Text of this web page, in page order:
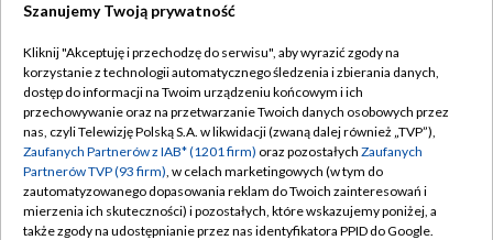
TVP
Abonament TVP
Emisja w TVP
Centrum informacji TVP
Naziemna Telewizja Cyfrowa
Regulamin TVP
Polityka prywatności
Moje zgody
Pomoc
Szanujemy Twoją prywatność
Kliknij "Akceptuję i przechodzę do serwisu", aby wyrazić zgody na
korzystanie z technologii automatycznego śledzenia i zbierania danych,
dostęp do informacji na Twoim urządzeniu końcowym i ich
przechowywanie oraz na przetwarzanie Twoich danych osobowych przez
nas, czyli Telewizję Polską S.A. w likwidacji (zwaną dalej również „TVP”),
Zaufanych Partnerów z IAB* (1201 firm) oraz pozostałych Zaufanych
Partnerów TVP (93 firm), w celach marketingowych (w tym do
zautomatyzowanego dopasowania reklam do Twoich zainteresowań i
mierzenia ich skuteczności) i pozostałych, które wskazujemy poniżej, a
także zgody na udostępnianie przez nas identyfikatora PPID do Google.